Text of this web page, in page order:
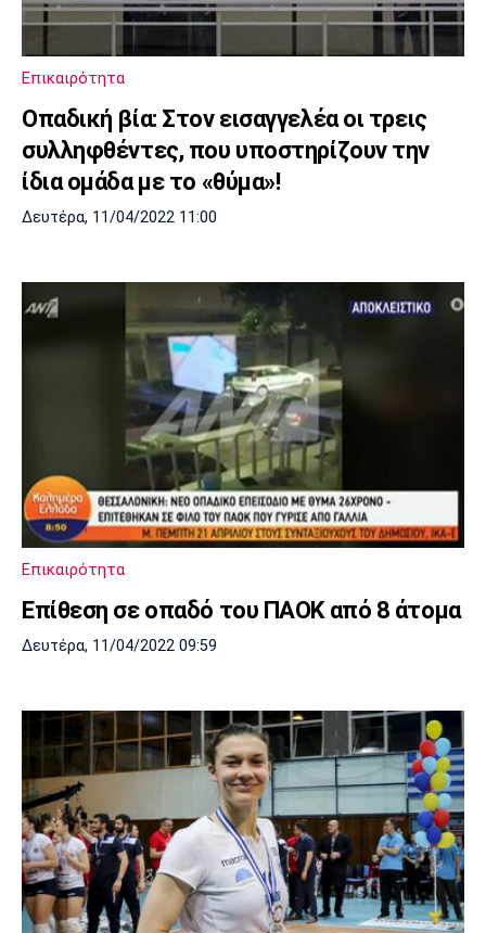
Επικαιρότητα
Οπαδική βία: Στον εισαγγελέα οι τρεις
συλληφθέντες, που υποστηρίζουν την
ίδια ομάδα με το «θύμα»!
Δευτέρα, 11/04/2022 11:00
Επικαιρότητα
Επίθεση σε οπαδό του ΠΑΟΚ από 8 άτομα
Δευτέρα, 11/04/2022 09:59